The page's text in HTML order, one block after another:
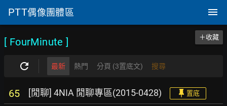
PTT偶像團體區
[ FourMinute ] ＋收藏
最新 熱門 分頁 (3置底文) 搜尋
65 [閒聊] 4NIA 閒聊專區(2015-0428) 置底